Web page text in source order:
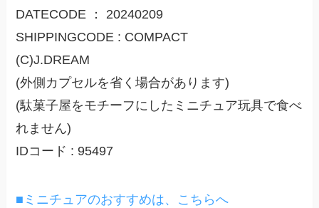
DATECODE ： 20240209
SHIPPINGCODE : COMPACT
(C)J.DREAM
(外側カプセルを省く場合があります)
(駄菓子屋をモチーフにしたミニチュア玩具で食べ
れません)
IDコード : 95497
■ミニチュアのおすすめは、こちらへ